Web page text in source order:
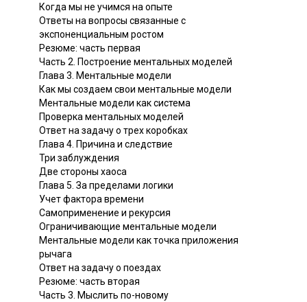
Когда мы не учимся на опыте
Ответы на вопросы связанные с
экспоненциальным ростом
Резюме: часть первая
Часть 2. Построение ментальных моделей
Глава 3. Ментальные модели
Как мы создаем свои ментальные модели
Ментальные модели как система
Проверка ментальных моделей
Ответ на задачу о трех коробках
Глава 4. Причина и следствие
Три заблуждения
Две стороны хаоса
Глава 5. За пределами логики
Учет фактора времени
Самоприменение и рекурсия
Ограничивающие ментальные модели
Ментальные модели как точка приложения
рычага
Ответ на задачу о поездах
Резюме: часть вторая
Часть 3. Мыслить по-новому